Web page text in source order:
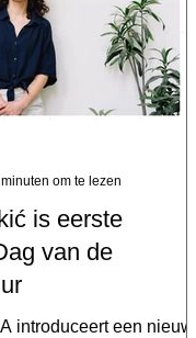
is eerste
van de
introduceert een nieuwe
om te lezen